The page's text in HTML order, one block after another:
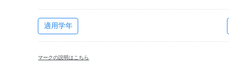
適用学年
マークの説明はこちら